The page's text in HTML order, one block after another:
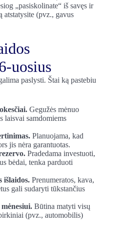
„pasiskolinate“ iš savęs ir
atstatysite (pvz., gavus
uosius
paslysti. Štai ką pastebiu
Gegužės mėnuo
laisvai samdomiems
Planuojama, kad
jis nėra garantuotas.
Pradedama investuoti,
bėdai, tenka parduoti
išlaidos. Prenumeratos, kava,
gali sudaryti tūkstančius
Būtina matyti visų
(pvz., automobilis)